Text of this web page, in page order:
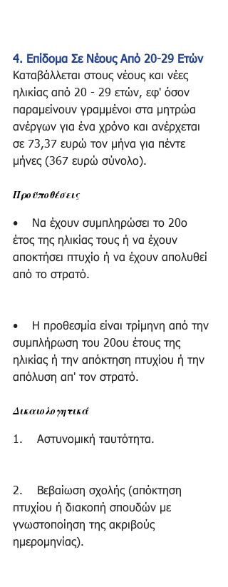
4. Επίδομα Σε Νέους Από 20-29 Ετών
Καταβάλλεται στους νέους και νέες
ηλικίας από 20 - 29 ετών, εφ' όσον
παραμείνουν γραμμένοι στα μητρώα
ανέργων για ένα χρόνο και ανέρχεται
σε 73,37 ευρώ τον μήνα για πέντε
μήνες (367 ευρώ σύνολο).
Προϋποθέσεις
•    Να έχουν συμπληρώσει το 20ο
έτος της ηλικίας τους ή να έχουν
αποκτήσει πτυχίο ή να έχουν απολυθεί
από το στρατό.
•    Η προθεσμία είναι τρίμηνη από την
συμπλήρωση του 20ου έτους της
ηλικίας ή την απόκτηση πτυχίου ή την
απόλυση απ' τον στρατό.
Δικαιολογητικά
1.    Αστυνομική ταυτότητα.
2.    Βεβαίωση σχολής (απόκτηση
πτυχίου ή διακοπή σπουδών με
γνωστοποίηση της ακριβούς
ημερομηνίας).